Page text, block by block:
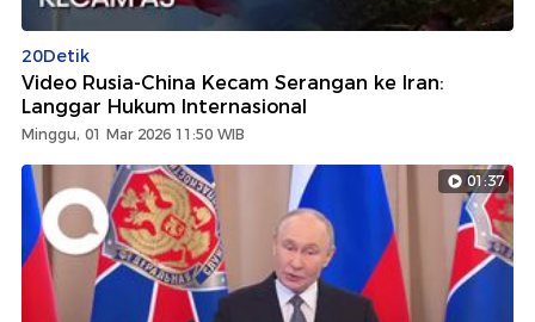
20Detik
Video Rusia-China Kecam Serangan ke Iran:
Langgar Hukum Internasional
Minggu, 01 Mar 2026 11:50 WIB
01:37